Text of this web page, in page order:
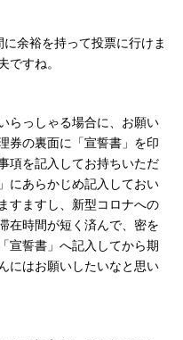
余裕を持って投票に行けま
すね。
らっしゃる場合に、お願い
券の裏面に「宣誓書」を印
項を記入してお持ちいただ
にあらかじめ記入しておい
すますし、新型コロナへの
在時間が短く済んで、密を
宣誓書」へ記入してから期
にはお願いしたいなと思い